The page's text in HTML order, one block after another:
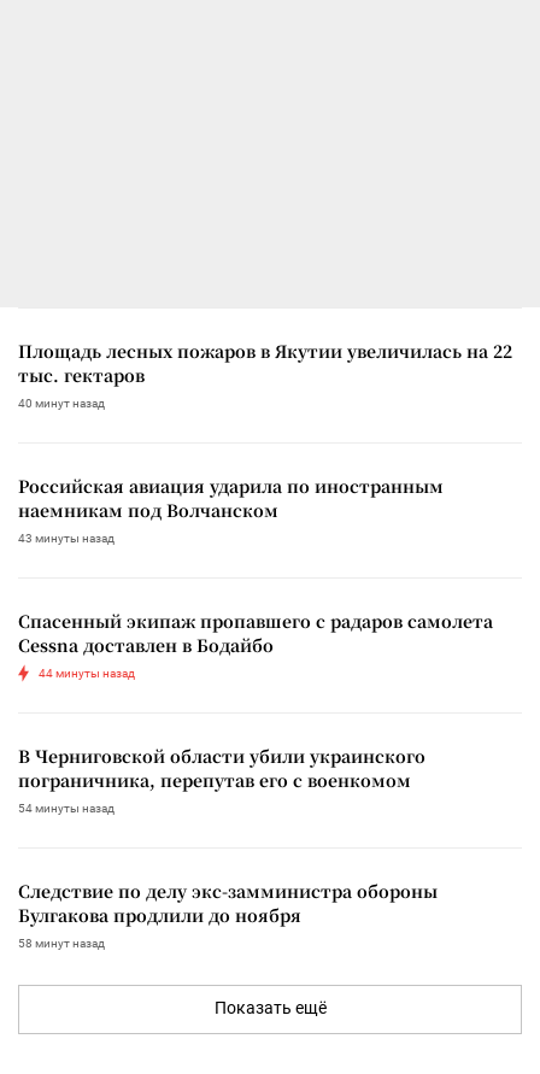
Площадь лесных пожаров в Якутии увеличилась на 22
тыс. гектаров
40 минут назад
Российская авиация ударила по иностранным
наемникам под Волчанском
43 минуты назад
Спасенный экипаж пропавшего с радаров самолета
Cessna доставлен в Бодайбо
44 минуты назад
В Черниговской области убили украинского
пограничника, перепутав его с военкомом
54 минуты назад
Следствие по делу экс-замминистра обороны
Булгакова продлили до ноября
58 минут назад
Показать ещё